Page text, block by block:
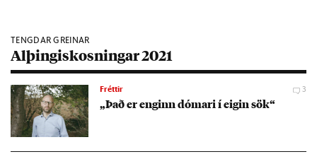
TENGDAR GREINAR
Alþingiskosningar 2021
Fréttir 3
„Það er eng­inn dóm­ari í eig­in sök“